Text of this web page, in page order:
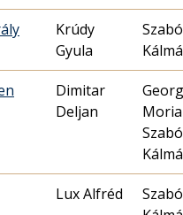
Krúdy
Gyula
Szabó
Dimitar
Deljan
Szabó
Lux Alfréd
Szabó